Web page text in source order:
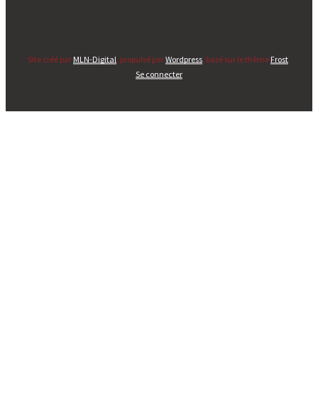
Site créé par MLN-Digital, propulsé parWordpress, basé sur le thème Frost.
Se connecter